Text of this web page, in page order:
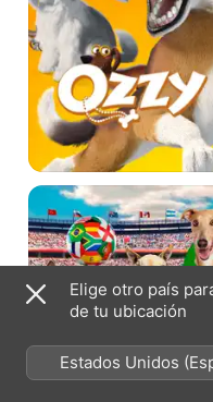
Pups
United
Elige otro país
de tu ubicación
Estados Unidos
México)